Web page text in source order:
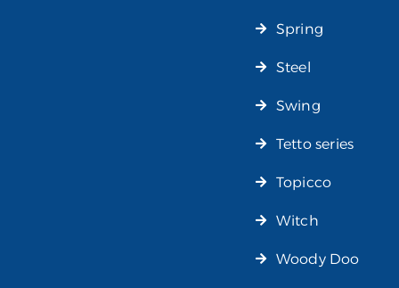
Spring
Steel
Swing
Tetto series
Topicco
Witch
Woody Doo